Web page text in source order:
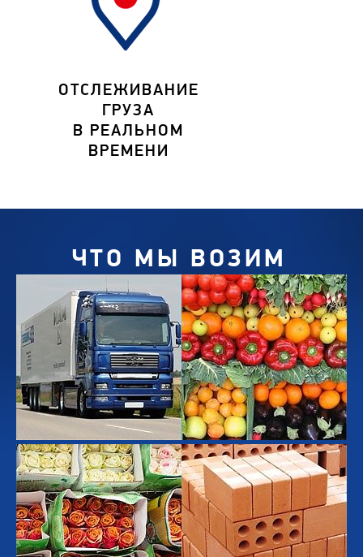
ОТСЛЕЖИВАНИЕ
ГРУЗА
В РЕАЛЬНОМ
ВРЕМЕНИ
ЧТО МЫ ВОЗИМ